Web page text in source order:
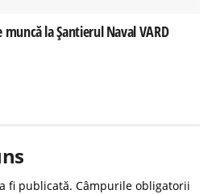
la Șantierul Naval VARD
fi publicată. Câmpurile obligatorii